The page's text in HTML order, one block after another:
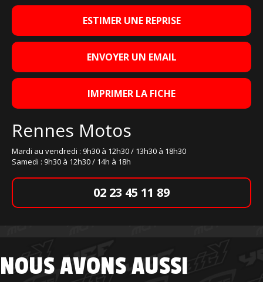
ESTIMER UNE REPRISE
ENVOYER UN EMAIL
IMPRIMER LA FICHE
Rennes Motos
Mardi au vendredi : 9h30 à 12h30 / 13h30 à 18h30
Samedi : 9h30 à 12h30 / 14h à 18h
02 23 45 11 89
NOUS AVONS AUSSI